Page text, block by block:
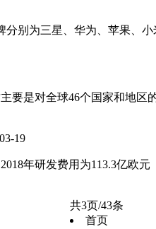
别为三星、华为、苹果、
是对全球46个国家和地
19
年研发费用为113.3亿欧
共3页/43条
首页